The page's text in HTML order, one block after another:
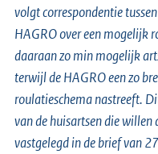
volgt correspondentie
HAGRO over een mogelijk
daaraan zo min mogelijk
terwijl de HAGRO een zo
roulatieschema nastreeft.
van de huisartsen die willen
vastgelegd in de brief van